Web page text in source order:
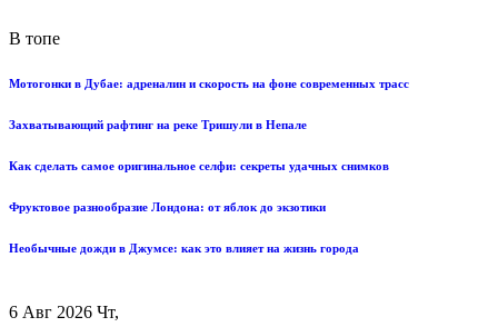
В топе
Мотогонки в Дубае: адреналин и скорость на фоне современных трасс
Захватывающий рафтинг на реке Тришули в Непале
Как сделать самое оригинальное селфи: секреты удачных снимков
Фруктовое разнообразие Лондона: от яблок до экзотики
Необычные дожди в Джумсе: как это влияет на жизнь города
6 Авг 2026 Чт,